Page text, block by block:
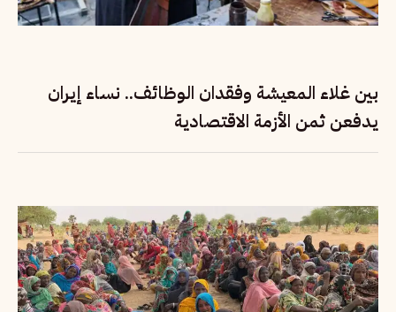
بين غلاء المعيشة وفقدان الوظائف.. نساء إيران
يدفعن ثمن الأزمة الاقتصادية